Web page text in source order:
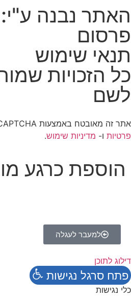
האתר נבנה
פרסום
תנאי שימוש
כל הזכויות
לשם
אתר זה מאובטח באמצעות reCAPTCHA וגוגל בכפוף
פרטיות ו- מדיניות שימוש.
הוספת כרגע
למעבר לעגלה
דילוג לתוכן
פתח סרגל נגישות
כלי נגישות